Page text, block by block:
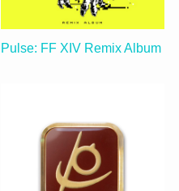
Pulse: FF XIV Remix Album